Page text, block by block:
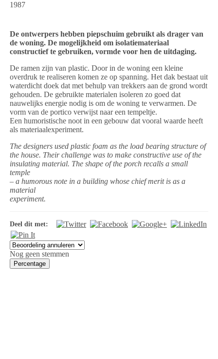
1987
De ontwerpers hebben piepschuim gebruikt als drager van
de woning. De mogelijkheid om isolatiemateriaal
constructief te gebruiken, vormde voor hen de uitdaging.
De ramen zijn van plastic. Door in de woning een kleine
overdruk te realiseren komen ze op spanning. Het dak bestaat uit
waterdicht doek dat met behulp van trekkers aan de grond wordt
gehouden. De gebruikte materialen isoleren zo goed dat
nauwelijks energie nodig is om de woning te verwarmen. De
vorm van de portico verwijst naar een tempeltje.
Een humoristische noot in een gebouw dat vooral waarde heeft
als materiaalexperiment.
The designers used plastic foam as the load bearing structure of
the house. Their challenge was to make constructive use of the
insulating material. The shape of the porch recalls a small
temple
– a humorous note in a building whose chief merit is as a
material
experiment.
Deel dit met:
Nog geen stemmen